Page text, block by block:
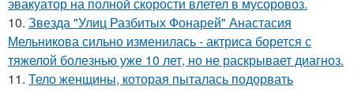
10. Звезда "Улиц Разбитых Фонарей" Анастасия
Мельникова сильно изменилась - актриса борется с
тяжелой болезнью уже 10 лет, но не раскрывает диагноз.
11. Тело женщины, которая пыталась подорвать